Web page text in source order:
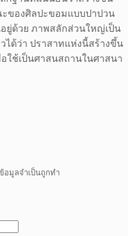
ะของศิลปะขอมแบบปาปวน
อยู่ด้วย ภาพสลักส่วนใหญ่เป็น
ได้ว่า ปราสาทแห่งนี้สร้างขึ้น
ใช้เป็นศาสนสถานในศาสนา
อมูลจำเป็นถูกทำ